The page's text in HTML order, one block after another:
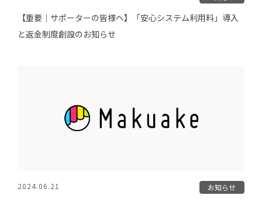
【重要｜サポーターの皆様へ】「安心システム利用料」導入
と返金制度創設のお知らせ
2024.06.21 お知らせ